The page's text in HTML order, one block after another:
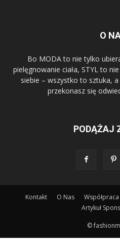
O
Bo MODA to nie tylko
pielęgnowanie ciała, STYL to
siebie – wszystko to sztuka,
przekonasz się
PODĄŻAJ
Kontakt O Nas Współpraca
Artykuł
©